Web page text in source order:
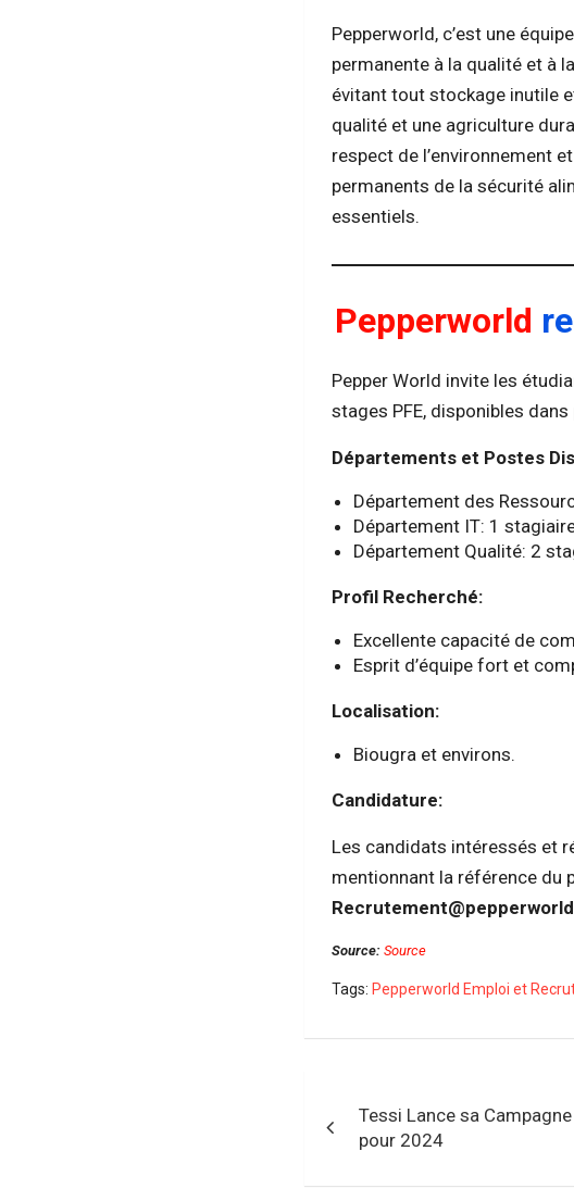
Pepperworld, c’est une
permanente à la qualité et à
évitant tout stockage inutile
qualité et une agriculture
respect de l’environnement
permanents de la sécurité
essentiels.
Pepperworld
Pepper World invite les
stages PFE, disponibles
Départements et Postes
Département des
Département IT: 1
Département Qualité: 2
Profil Recherché:
Excellente capacité de
Esprit d’équipe fort et
Localisation:
Biougra et environs.
Candidature:
Les candidats intéressés et
mentionnant la référence du
Source: Source
Tags: Pepperworld Emploi et
de
l’article
Tessi Lance sa
pour 2024